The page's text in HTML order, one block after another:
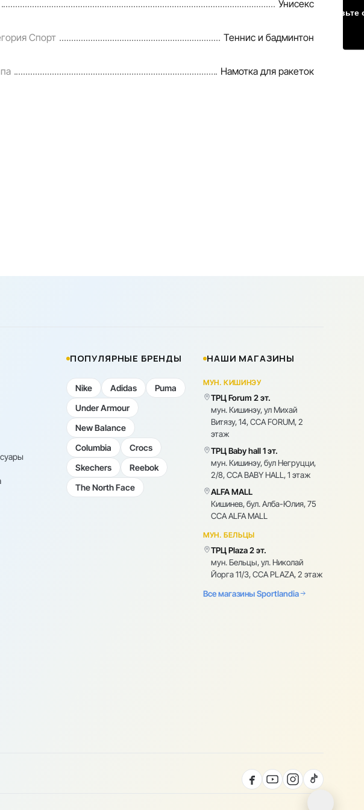
Унисекс
Спорт Теннис и бадминтон
Намотка для ракеток
Оставьте
ПОПУЛЯРНЫЕ БРЕНДЫ
Nike Adidas
Puma
Under Armour
New Balance
Columbia
Crocs
Skechers
Reebok
The North Face
НАШИ МАГАЗИНЫ
МУН. КИШИНЭУ
ТРЦ Forum 2 эт.
мун. Кишинэу, ул Михай
Витязу, 14, CCA FORUM, 2
этаж
ТРЦ Baby hall 1 эт.
мун. Кишинэу, бул Негруцци,
2/8, CCA BABY HALL, 1 этаж
ALFA MALL
Кишинев, бул. Алба-Юлия, 75
CCA ALFA MALL
МУН. БЕЛЬЦЫ
ТРЦ Plaza 2 эт.
мун. Бельцы, ул. Николай
Йорга 11/3, CCA PLAZA, 2 этаж
Все магазины Sportlandia